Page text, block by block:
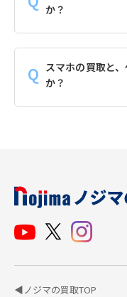
か？
スマホの買取と
か？
◀ノジマの買取TOP